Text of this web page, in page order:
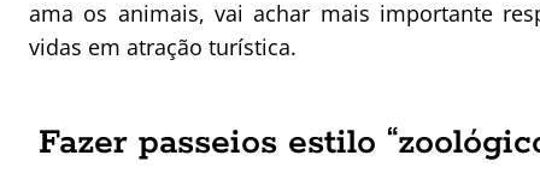
ama os animais, vai achar mais importante
vidas em atração turística.
Fazer passeios estilo